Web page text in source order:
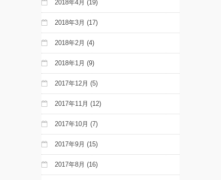
2018年4月 (19)
2018年3月 (17)
2018年2月 (4)
2018年1月 (9)
2017年12月 (5)
2017年11月 (12)
2017年10月 (7)
2017年9月 (15)
2017年8月 (16)